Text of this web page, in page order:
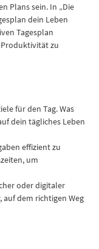
Plans sein. In „Die
dein Leben
Tagesplan
zu
für den Tag. Was
dein tägliches Leben
effizient zu
um
oder digitaler
dem richtigen Weg